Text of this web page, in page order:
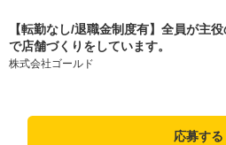
【転勤なし/退職金制度有】全員が主
で店舗づくりをしています。
株式会社ゴールド
応募する